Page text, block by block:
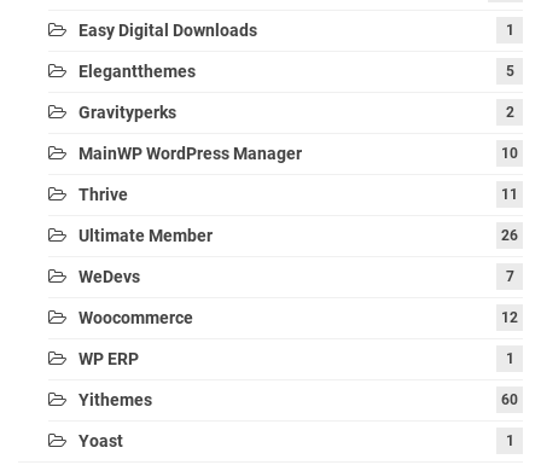
Easy Digital Downloads 1
Elegantthemes 5
Gravityperks 2
MainWP WordPress Manager 10
Thrive 11
Ultimate Member 26
WeDevs 7
Woocommerce 12
WP ERP 1
Yithemes 60
Yoast 1